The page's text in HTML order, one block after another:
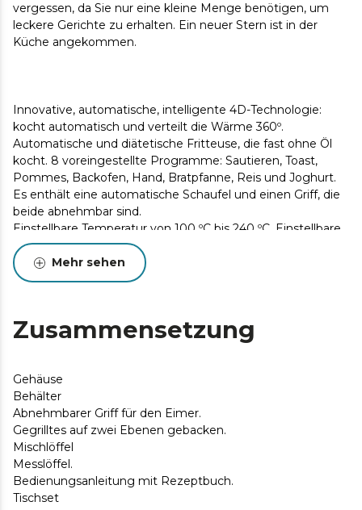
vergessen, da Sie nur eine kleine Menge benötigen, um
leckere Gerichte zu erhalten. Ein neuer Stern ist in der
Küche angekommen.
Innovative, automatische, intelligente 4D-Technologie:
kocht automatisch und verteilt die Wärme 360º.
Automatische und diätetische Fritteuse, die fast ohne Öl
kocht. 8 voreingestellte Programme: Sautieren, Toast,
Pommes, Backofen, Hand, Bratpfanne, Reis und Joghurt.
Es enthält eine automatische Schaufel und einen Griff, die
beide abnehmbar sind.
Einstellbare Temperatur von 100 ºC bis 240 ºC. Einstellbare
Zeit von 5 bis zu 90 Minuten.
Enthält ein Joghurtmenü bei 60 ºC, Einstellbar von 0
Minuten bis 16,5 Stunden.
3 L Innentopf mit Steinbeschichtung. Es kocht bis 1,5 Kg
Rezepte.
1350 W
Größe: 31 x 39 (47 cm mit Griff) x 23 cm
Mehr sehen
Zusammensetzung
Gehäuse
Behälter
Abnehmbarer Griff für den Eimer.
Gegrilltes auf zwei Ebenen gebacken.
Mischlöffel
Messlöffel.
Bedienungsanleitung mit Rezeptbuch.
Tischset